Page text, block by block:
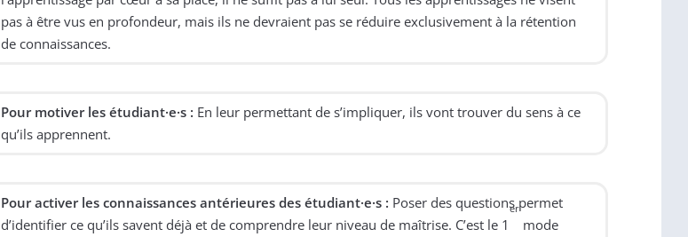
pas à être vus en profondeur, mais ils ne devraient pas se réduire exclusivement à la rétention
de connaissances.
Pour motiver les étudiant·e·s : En leur permettant de s’impliquer, ils vont trouver du sens à ce
qu’ils apprennent.
Pour activer les connaissances antérieures des étudiant·e·s : Poser des questions permet
d’identifier ce qu’ils savent déjà et de comprendre leur niveau de maîtrise. C’est le 1
er
mode